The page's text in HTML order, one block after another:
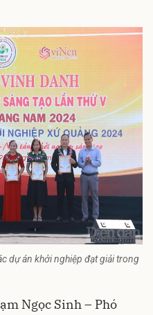
dự án khởi nghiệp đạt giải trong
Ngọc Sinh – Phó